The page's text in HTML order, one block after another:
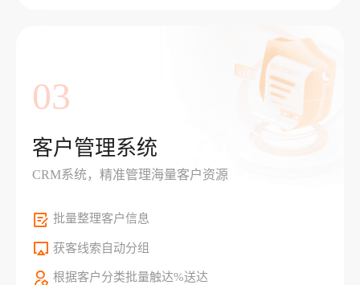
03
客户管理系统
CRM系统，精准管理海量客户资源
批量整理客户信息
获客线索自动分组
根据客户分类批量触达%送达